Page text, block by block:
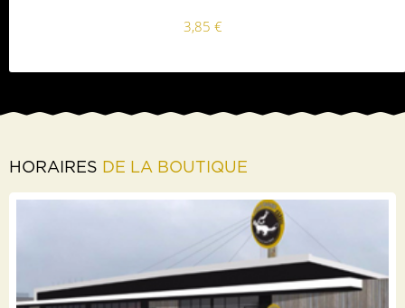
3,85 €
HORAIRES DE LA BOUTIQUE